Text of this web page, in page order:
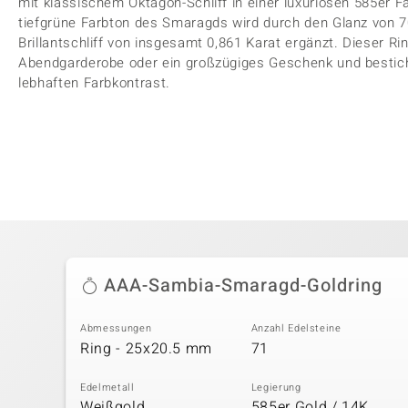
tiefgrüne Farbton des Smaragds wird durch den Glanz von
Brillantschliff von insgesamt 0,861 Karat ergänzt. Dieser
Abendgarderobe oder ein großzügiges Geschenk und
lebhaften Farbkontrast.
AAA-Sambia-Smaragd-Goldring
Abmessungen
Ring - 25x20.5 mm
Anzahl Edelsteine
71
Edelmetall Legierung